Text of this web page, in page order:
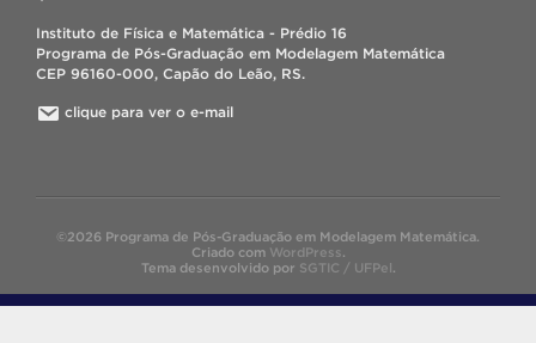
Instituto de Física e Matemática - Prédio 16
Programa de Pós-Graduação em Modelagem Matemática
CEP 96160-000, Capão do Leão, RS.
clique para ver o e-mail
©2026 Programa de Pós-Graduação em Modelagem Matemática.
Criado com WordPress.
Tema desenvolvido por SGTIC / UFPel.